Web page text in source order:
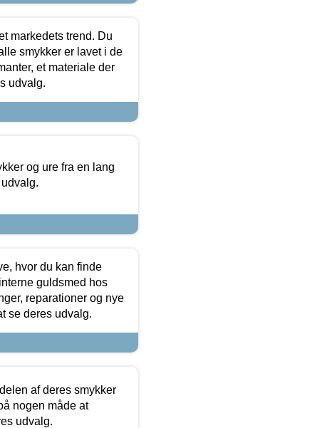
markedets trend. Du
smykker er lavet i de
et materiale der
udvalg.
og ure fra en lang
hvor du kan finde
guldsmed hos
reparationer og nye
se deres udvalg.
af deres smykker
nogen måde at
udvalg.